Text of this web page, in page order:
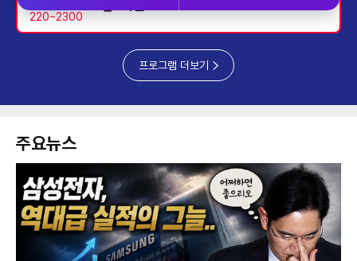
220~2300
프로그램 더보기
주요뉴스